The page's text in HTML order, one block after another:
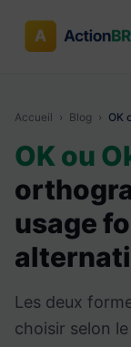
Accueil › Blog › OK
OK ou
usage
Les deux
choisir selon